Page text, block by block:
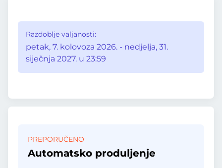
Razdoblje valjanosti:
petak, 7. kolovoza 2026. - nedjelja, 31.
siječnja 2027. u 23:59
PREPORUČENO
Automatsko produljenje